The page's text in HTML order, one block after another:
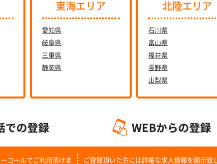
東海エリア
愛知県
岐阜県
三重県
静岡県
北陸エリア
石川県
富山県
福井県
長野県
山梨県
コールでご利用頂けま
ご登録頂いた方には詳細な求人情報を開示致